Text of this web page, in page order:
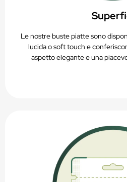
Le nostre buste piatte sono
lucida o soft touch e
aspetto elegante e una